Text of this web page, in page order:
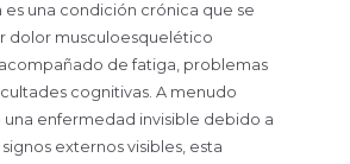
es una condición crónica que se
dolor musculoesquelético
de fatiga, problemas
cognitivas. A menudo
enfermedad invisible debido a
externos visibles, esta